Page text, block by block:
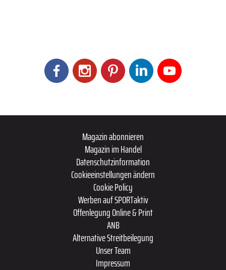
Magazin abonnieren
Magazin im Handel
Datenschutzinformation
Cookieeinstellungen ändern
Cookie Policy
Werben auf SPORTaktiv
Offenlegung Online & Print
ANB
Alternative Streitbeilegung
Unser Team
Impressum